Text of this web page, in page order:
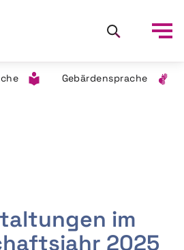
Gebärdensprache
im
2025